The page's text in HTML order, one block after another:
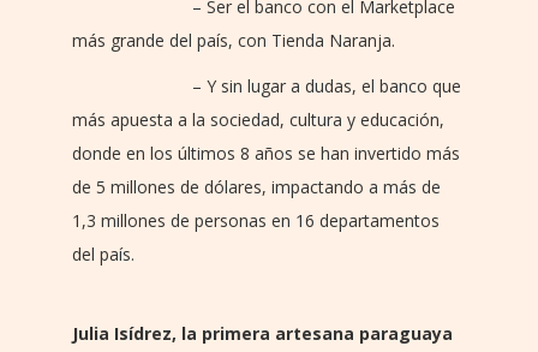
– Ser el banco con el Marketplace
más grande del país, con Tienda Naranja.
– Y sin lugar a dudas, el banco que
más apuesta a la sociedad, cultura y educación,
donde en los últimos 8 años se han invertido más
de 5 millones de dólares, impactando a más de
1,3 millones de personas en 16 departamentos
del país.
Julia Isídrez, la primera artesana paraguaya